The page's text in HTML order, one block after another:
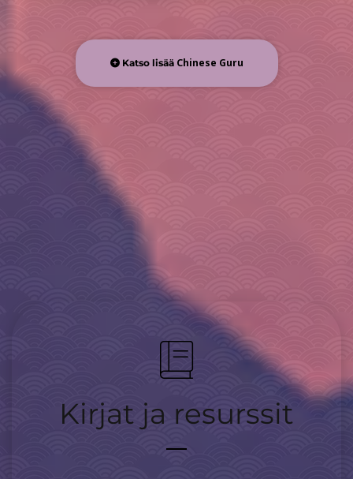
Katso lisää Chinese Guru
Kirjat ja resurssit